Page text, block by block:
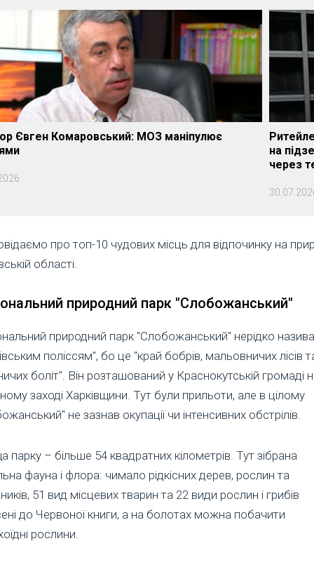
Євген Комаровський: МОЗ маніпулює
на
через
про топ-10 чудових місць для відпочинку на
області.
природний парк "Слобожанський"
природний парк "Слобожанський" нерідко
поліссям", бо це "край бобрів, мальовничих лісів
боліт". Він розташований у Краснокутській громаді
заході Харківщини. Тут були прильоти, але в цілому
не зазнав окупації чи інтенсивних обстрілів.
парку – більше 54 квадратних кілометрів. Тут зібрана
фауна і флора: чимало рідкісних дерев, рослин та
51 вид місцевих тварин та 22 види рослин і грибів
до Червоної книги, а на болотах можна побачити
рослини.